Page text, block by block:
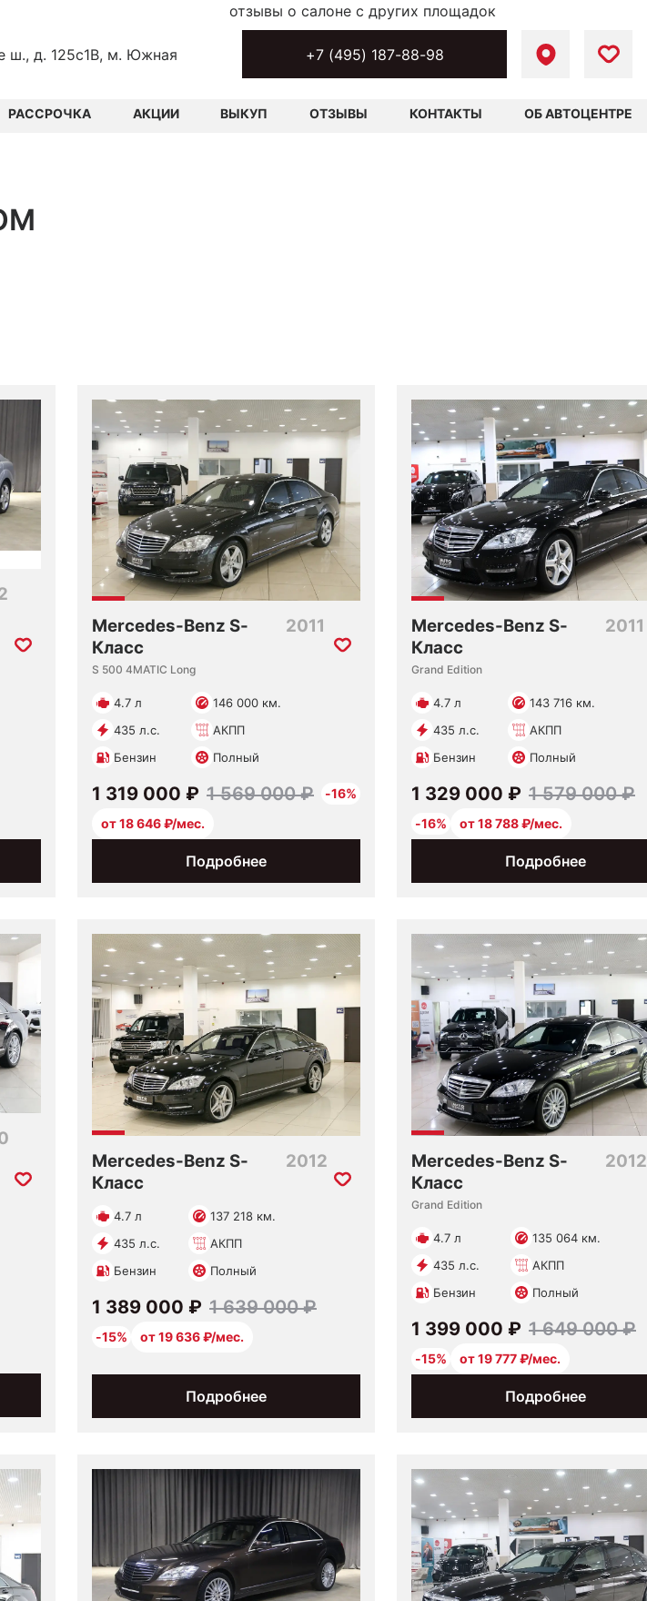
ш., д. 125с1В, м. Южная +7 (495) 187-88-98
РАССРОЧКА АКЦИИ ВЫКУП ОТЗЫВЫ КОНТАКТЫ ОБ АВТОЦЕНТРЕ
отзывы о салоне с других площадок
Mercedes-Benz S-
Класс
2011
S 500 4MATIC Long
4.7 л
146 000 км.
435 л.с.
АКПП
Бензин
Полный
Подробнее
1 319 000 ₽ 1 569 000 ₽
-16%
от 18 646 ₽/мес.
Mercedes-Benz S-
Класс
2011
Grand Edition
4.7 л
143 716 км.
435 л.с.
АКПП
Бензин
Полный
Подробнее
1 329 000 ₽ 1 579 000 ₽
-16% от 18 788 ₽/мес.
Mercedes-Benz S-
Класс
2012
4.7 л
137 218 км.
435 л.с.
АКПП
Бензин
Полный
Подробнее
1 389 000 ₽ 1 639 000 ₽
-15% от 19 636 ₽/мес.
Mercedes-Benz S-
Класс
2012
Grand Edition
4.7 л
135 064 км.
435 л.с.
АКПП
Бензин
Полный
Подробнее
1 399 000 ₽ 1 649 000 ₽
-15% от 19 777 ₽/мес.